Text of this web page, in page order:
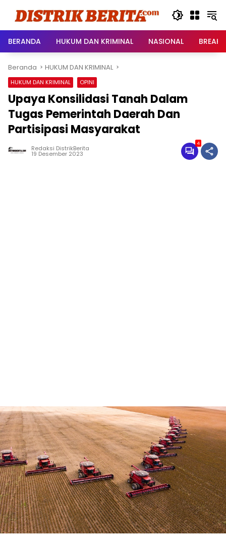
BERANDA
HUKUM DAN KRIMINAL NASIONAL
Beranda HUKUM DAN KRIMINAL
HUKUM DAN KRIMINAL OPINI
Upaya Konsilidasi Tanah Dalam
Tugas Pemerintah Daerah Dan
Partisipasi Masyarakat
Redaksi DistrikBerita
19 Desember 2023
4